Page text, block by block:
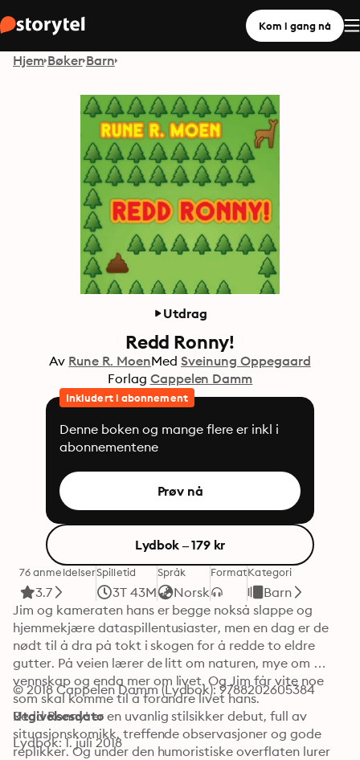
Kom i gang nå
Hjem Bøker Barn
Utdrag
Redd Ronny!
Av Rune R. MoenMed Sveinung Oppegaard
Forlag Cappelen Damm
Inkludert i abonnement
Denne boken og mange flere er inkl i
abonnementene
Prøv nå
Lydbok – 179 kr
76 anmeldelser
3.7
Spilletid
3T 43M
Språk
Norsk
FormatKategori
Barn
Jim og kameraten hans er begge nokså slappe og
hjemmekjære dataspillentusiaster, men en dag er de
nødt til å dra på tokt i skogen for å redde to eldre
gutter. På veien lærer de litt om naturen, mye om
vennskap og enda mer om livet. Og Jim får vite noe
som skal komme til å forandre livet hans.
Redd Ronny! er en uvanlig stilsikker debut, full av
situasjonskomikk, treffende observasjoner og gode
replikker. Og under den humoristiske overflaten lurer
© 2018 Cappelen Damm (Lydbok): 9788202605384
Utgivelsesdato
Lydbok: 1. juli 2018